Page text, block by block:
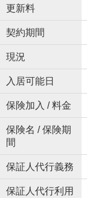
更新料
契約期間
現況
入居可能日
保険加入 / 料金
保険名 / 保険期
間
保証人代行義務
保証人代行利用